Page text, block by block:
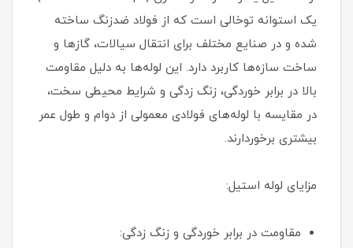
یک استوانه توخالی است که از فولاد ضدزنگ ساخته
شده و در صنایع مختلف برای انتقال سیالات، گازها و
ساخت سازه‌ها کاربرد دارد. این لوله‌ها به دلیل مقاومت
بالا در برابر خوردگی، زنگ زدگی و شرایط محیطی سخت،
در مقایسه با لوله‌های فولادی معمولی از دوام و طول عمر
بیشتری برخوردارند.
مزایای لوله استیل:
مقاومت در برابر خوردگی و زنگ زدگی: